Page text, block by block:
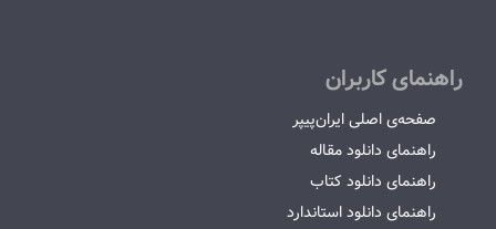
راهنمای کاربران
صفحه‌ی اصلی ایران‌پیپر
راهنمای دانلود مقاله
راهنمای دانلود کتاب
راهنمای دانلود استاندارد